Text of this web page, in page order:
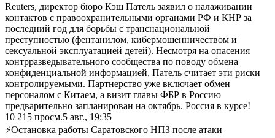
Reuters, директор бюро Кэш Патель заявил о налаживании
контактов с правоохранительными органами РФ и КНР за
последний год для борьбы с транснациональной
преступностью (фентанилом, кибермошенничеством и
сексуальной эксплуатацией детей). Несмотря на опасения
контрразведывательного сообщества по поводу обмена
конфиденциальной информацией, Патель считает эти риски
контролируемыми. Партнерство уже включает обмен
персоналом с Китаем, а визит главы ФБР в Россию
предварительно запланирован на октябрь. Россия в курсе!
10 215 просм.5 авг., 19:35
⚡Остановка работы Саратовского НПЗ после атаки